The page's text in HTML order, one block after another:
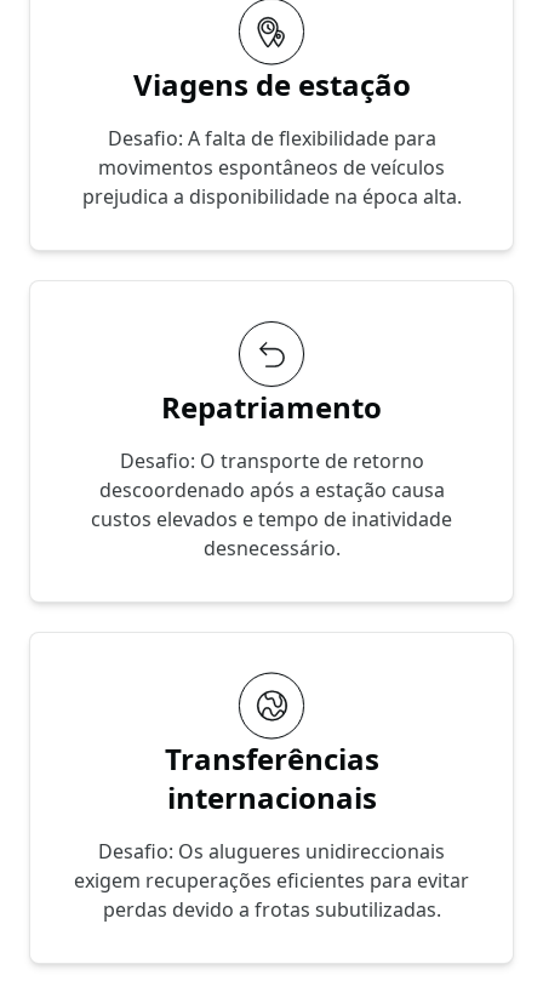
Viagens de estação
Desafio: A falta de flexibilidade para
movimentos espontâneos de veículos
prejudica a disponibilidade na época alta.
Repatriamento
Desafio: O transporte de retorno
descoordenado após a estação causa
custos elevados e tempo de inatividade
desnecessário.
Transferências
internacionais
Desafio: Os alugueres unidireccionais
exigem recuperações eficientes para evitar
perdas devido a frotas subutilizadas.